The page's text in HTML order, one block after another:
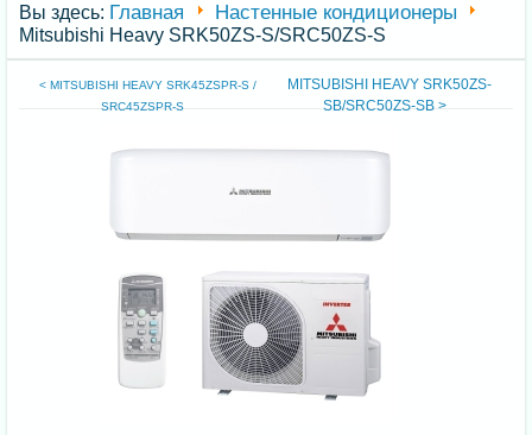
Вы здесь: Главная Настенные кондиционеры
Mitsubishi Heavy SRK50ZS-S/SRC50ZS-S
< MITSUBISHI HEAVY SRK45ZSPR-S /
SRC45ZSPR-S
MITSUBISHI HEAVY SRK50ZS-
SB/SRC50ZS-SB >